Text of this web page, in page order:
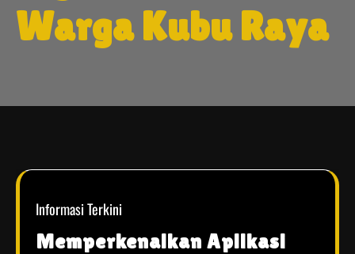
Warga Kubu Raya
Informasi Terkini
Memperkenalkan Aplikasi